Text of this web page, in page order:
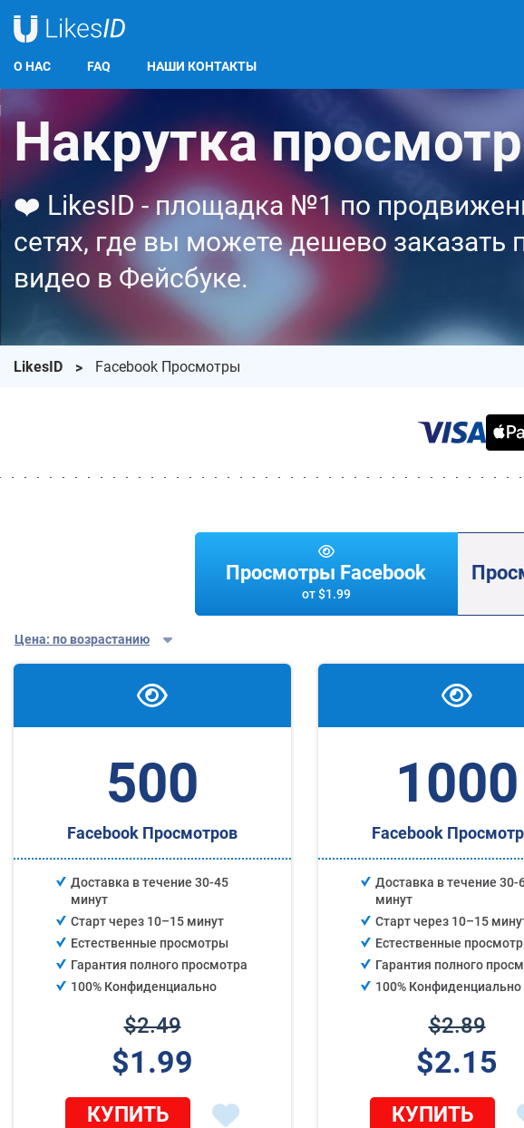
О НАС FAQ НАШИ КОНТАКТЫ
Накрутка
❤️ LikesID - площадка №1 по
сетях, где вы можете дешево заказать
видео в Фейсбуке.
LikesID Facebook Просмотры
Просмотры Facebook
от$1.99
Цена: по возрастанию
500
Facebook Просмотров
Доставка в течение 30-45
минут
Старт через 10–15 минут
Естественные просмотры
Гарантия полного просмотра
100% Конфиденциально
$2.49
$1.99
КУПИТЬ
1000
Facebook
Доставка в течение 30-
минут
Старт через 10–15
Естественные
Гарантия полного
100% Конфиденциально
$2.89
$2.15
КУПИТЬ